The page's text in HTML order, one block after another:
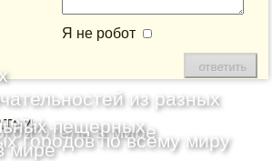
Я не робот
из разных
отель в мире
городов по всему миру
пещерных
мире